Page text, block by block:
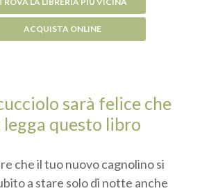
ACQUISTA ONLINE
sarà felice che
questo libro
che il tuo nuovo cagnolino si
a stare solo di notte anche